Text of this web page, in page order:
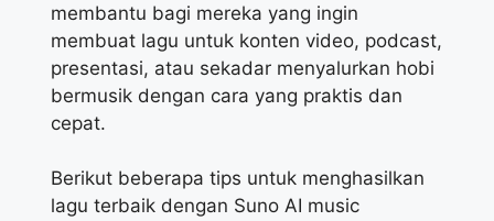
membantu bagi mereka yang ingin
membuat lagu untuk konten video, podcast,
presentasi, atau sekadar menyalurkan hobi
bermusik dengan cara yang praktis dan
cepat.
Berikut beberapa tips untuk menghasilkan
lagu terbaik dengan Suno AI music